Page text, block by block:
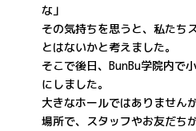
な」
その気持ちを思うと、私たち
とはないかと考えました。
そこで後日、BunBu学院内で
にしました。
大きなホールではありません
場所で、スタッフやお友だち